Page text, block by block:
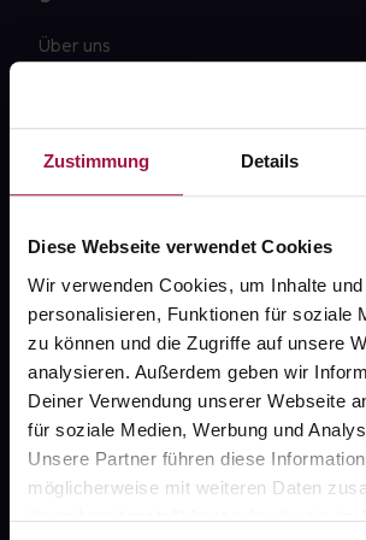
Zustimmung Details
Diese Webseite verwendet Cookies
Wir verwenden Cookies, um Inhalte
personalisieren, Funktionen für soziale
zu können und die Zugriffe auf unsere
analysieren. Außerdem geben wir
Deiner Verwendung unserer Webseite
für soziale Medien, Werbung und
Unsere Partner führen diese
möglicherweise mit weiteren Daten
ihnen bereitgestellt hast oder die sie im
Über uns
Newsletter
Sanitätshäuser
AGB
Impressum